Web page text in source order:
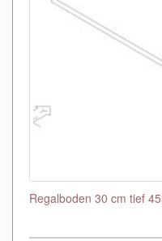
Regalboden 30 cm tief